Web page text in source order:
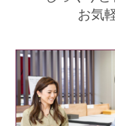
お気